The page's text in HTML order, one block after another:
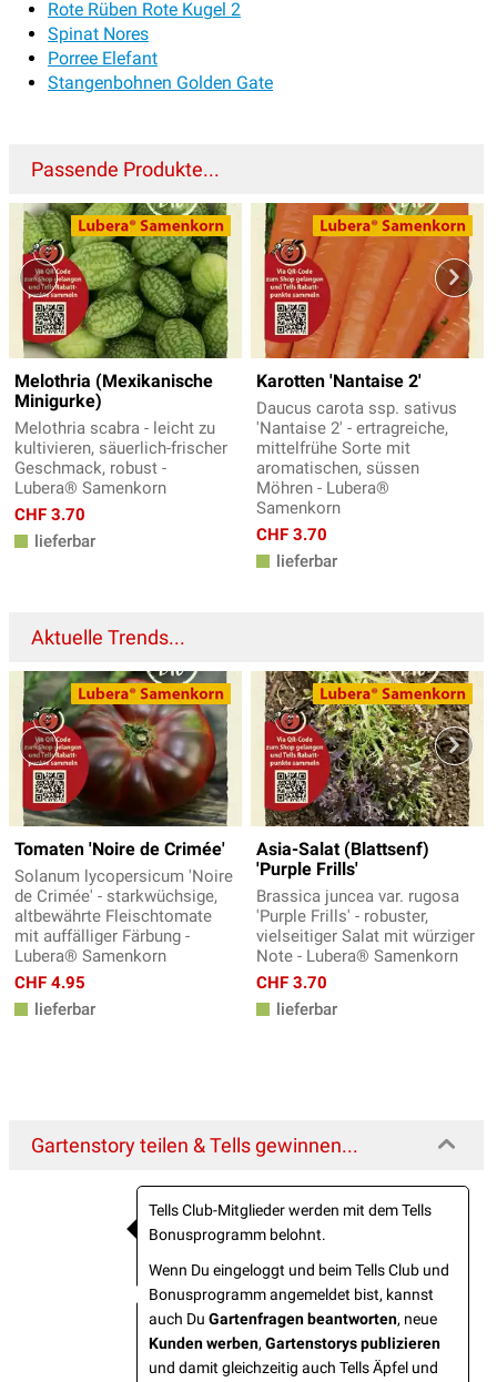
Rote Rüben Rote Kugel 2
Spinat Nores
Porree Elefant
Stangenbohnen Golden Gate
Passende Produkte...
Melothria (Mexikanische
Minigurke)
Melothria scabra - leicht zu
kultivieren, säuerlich-frischer
Geschmack, robust -
Lubera® Samenkorn
CHF 3.70
lieferbar
Karotten 'Nantaise 2'
Daucus carota ssp. sativus
'Nantaise 2' - ertragreiche,
mittelfrühe Sorte mit
aromatischen, süssen
Möhren - Lubera®
Samenkorn
CHF 3.70
lieferbar
Aktuelle Trends...
Tomaten 'Noire de Crimée'
Solanum lycopersicum 'Noire
de Crimée' - starkwüchsige,
altbewährte Fleischtomate
mit auffälliger Färbung -
Lubera® Samenkorn
CHF 4.95
lieferbar
Asia-Salat (Blattsenf)
'Purple Frills'
Brassica juncea var. rugosa
'Purple Frills' - robuster,
vielseitiger Salat mit würziger
Note - Lubera® Samenkorn
CHF 3.70
lieferbar
Gartenstory teilen & Tells gewinnen...
Tells Club-Mitglieder werden mit dem Tells
Bonusprogramm belohnt.
Wenn Du eingeloggt und beim Tells Club und
Bonusprogramm angemeldet bist, kannst
auch Du Gartenfragen beantworten, neue
Kunden werben, Gartenstorys publizieren
und damit gleichzeitig auch Tells Äpfel und